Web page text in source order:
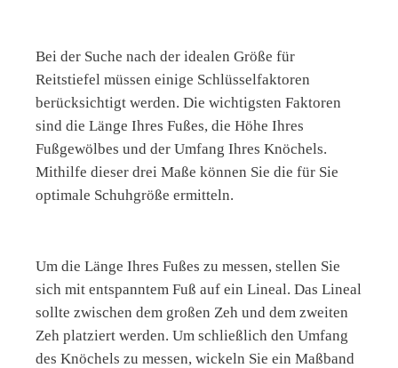
Bei der Suche nach der idealen Größe für
Reitstiefel müssen einige Schlüsselfaktoren
berücksichtigt werden. Die wichtigsten Faktoren
sind die Länge Ihres Fußes, die Höhe Ihres
Fußgewölbes und der Umfang Ihres Knöchels.
Mithilfe dieser drei Maße können Sie die für Sie
optimale Schuhgröße ermitteln.
Um die Länge Ihres Fußes zu messen, stellen Sie
sich mit entspanntem Fuß auf ein Lineal. Das Lineal
sollte zwischen dem großen Zeh und dem zweiten
Zeh platziert werden. Um schließlich den Umfang
des Knöchels zu messen, wickeln Sie ein Maßband